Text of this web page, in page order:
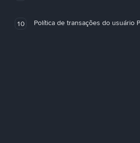
10 Política de transações do usuário